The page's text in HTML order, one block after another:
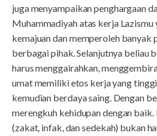
juga menyampaikan penghargaan
Muhammadiyah atas kerja Lazismu
kemajuan dan memperoleh banyak
berbagai pihak. Selanjutnya beliau
harus menggairahkan,
umat memiliki etos kerja yang
kemudian berdaya saing. Dengan
merengkuh kehidupan dengan
(zakat, infak, dan sedekah) bukan